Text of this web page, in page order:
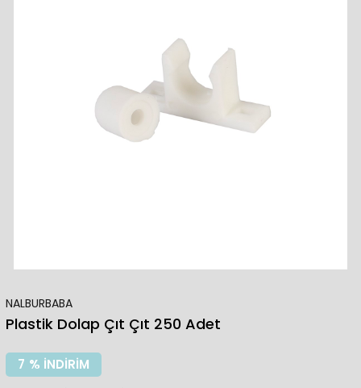
NALBURBABA
Plastik Dolap Çıt Çıt 250 Adet
%
7
İNDIRIM